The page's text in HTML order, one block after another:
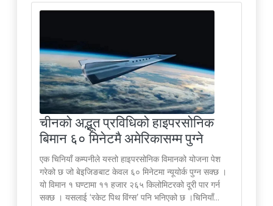
चीनको अद्भूत प्रविधिको हाइपरसोनिक
बिमान ६० मिनेटमै अमेरिकासम्म पुग्ने
एक चिनियाँ कम्पनीले यस्तो हाइपरसोनिक विमानको योजना पेश
गरेको छ जो बेइजिङबाट केवल ६० मिनेटमा न्यूयोर्क पुग्न सक्छ ।
यो विमान १ घण्टामा ११ हजार २६५ किलोमिटरको दूरी पार गर्न
सक्छ । यसलाई ‘रकेट पिथ विंग्स’ पनि भनिएको छ ।चिनियाँ...